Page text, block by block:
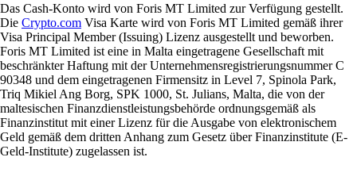
Das Cash-Konto wird von Foris MT Limited zur Verfügung gestellt.
Die Crypto.com Visa Karte wird von Foris MT Limited gemäß ihrer
Visa Principal Member (Issuing) Lizenz ausgestellt und beworben.
Foris MT Limited ist eine in Malta eingetragene Gesellschaft mit
beschränkter Haftung mit der Unternehmensregistrierungsnummer C
90348 und dem eingetragenen Firmensitz in Level 7, Spinola Park,
Triq Mikiel Ang Borg, SPK 1000, St. Julians, Malta, die von der
maltesischen Finanzdienstleistungsbehörde ordnungsgemäß als
Finanzinstitut mit einer Lizenz für die Ausgabe von elektronischem
Geld gemäß dem dritten Anhang zum Gesetz über Finanzinstitute (E-
Geld-Institute) zugelassen ist.